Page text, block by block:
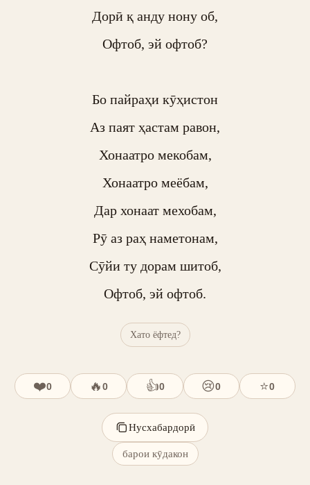
Дорӣ қ анду нону об,
Офтоб, эй офтоб?
Бо пайраҳи кӯҳистон
Аз паят ҳастам равон,
Хонаатро мекобам,
Хонаатро меёбам,
Дар хонаат мехобам,
Рӯ аз раҳ наметонам,
Сӯйи ту дорам шитоб,
Офтоб, эй офтоб.
Хато ёфтед?
❤️0 🔥0 👍0 😢0 ⭐0
Нусхабардорӣ
барои кӯдакон